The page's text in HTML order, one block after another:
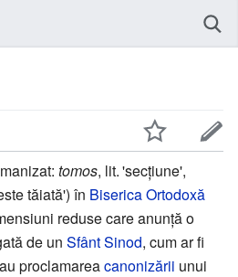
tomos, lit. 'secțiune',
tăiată') în Biserica Ortodoxă
reduse care anunță o
de un Sfânt Sinod, cum ar fi
proclamareacanonizării unui